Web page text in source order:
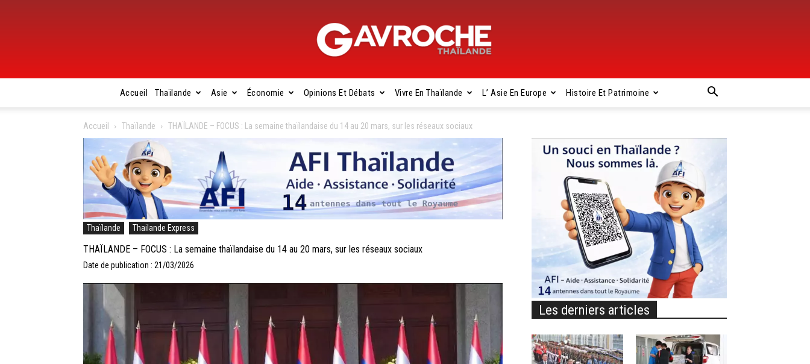
Gavroche
Thaïlande
Accueil Thaïlande Asie Économie Opinions Et Débats Vivre En Thaïlande L’ Asie En Europe Histoire Et Patrimoine
Accueil Thaïlande THAÏLANDE – FOCUS : La semaine thaïlandaise du 14 au 20 mars, sur les réseaux sociaux
Thaïlande Thailande Express
THAÏLANDE – FOCUS : La semaine thaïlandaise du 14 au 20 mars, sur les réseaux sociaux
Date de publication : 21/03/2026
Les derniers articles